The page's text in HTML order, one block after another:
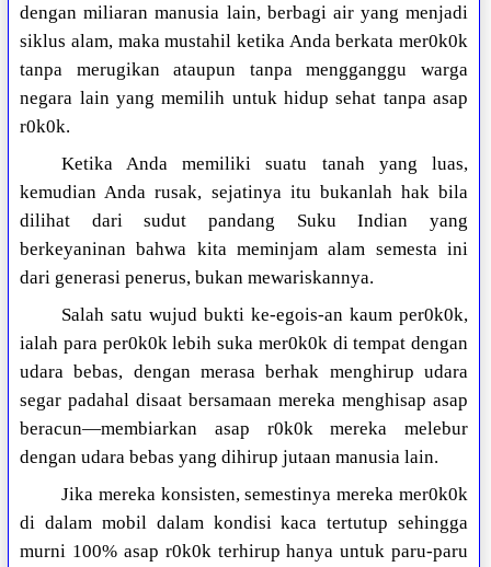
dengan miliaran manusia lain, berbagi air yang menjadi
siklus alam, maka mustahil ketika Anda berkata mer0k0k
tanpa merugikan ataupun tanpa mengganggu warga
negara lain yang memilih untuk hidup sehat tanpa asap
r0k0k.
Ketika Anda memiliki suatu tanah yang luas,
kemudian Anda rusak, sejatinya itu bukanlah hak bila
dilihat dari sudut pandang Suku Indian yang
berkeyaninan bahwa kita meminjam alam semesta ini
dari generasi penerus, bukan mewariskannya.
Salah satu wujud bukti ke-egois-an kaum per0k0k,
ialah para per0k0k lebih suka mer0k0k di tempat dengan
udara bebas, dengan merasa berhak menghirup udara
segar padahal disaat bersamaan mereka menghisap asap
beracun—membiarkan asap r0k0k mereka melebur
dengan udara bebas yang dihirup jutaan manusia lain.
Jika mereka konsisten, semestinya mereka mer0k0k
di dalam mobil dalam kondisi kaca tertutup sehingga
murni 100% asap r0k0k terhirup hanya untuk paru-paru